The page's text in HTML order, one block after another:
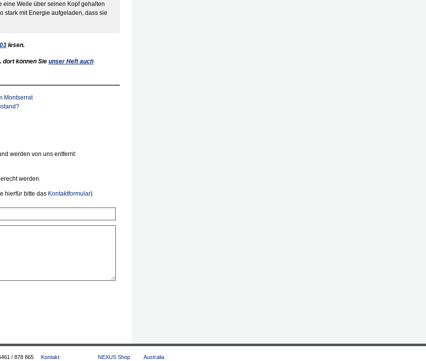
eine Weile über seinen Kopf gehalten
stark mit Energie aufgeladen, dass sie
lesen.
dort können Sie unser Heft auch
Montserrat
werden von uns entfernt:
werden
hierfür bitte das Kontaktformular)
/ 878 865 Kontakt NEXUS Shop Australia